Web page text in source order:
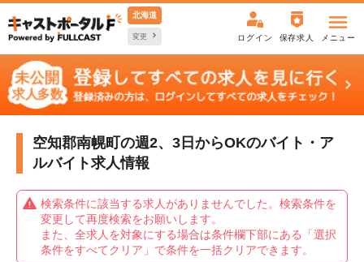
北海道
変更 ログイン 保存求人 メニュー
空知郡南幌町の週2、3日からOKのバイト・ア
ルバイト求人情報
検索条件に該当する求人がありませんでした。検索条件を
変更して再度検索をお願いします。
また、全求人を対象にする場合は条件欄下部にある「選択
条件をすべてクリア」で条件を一括クリアできます。